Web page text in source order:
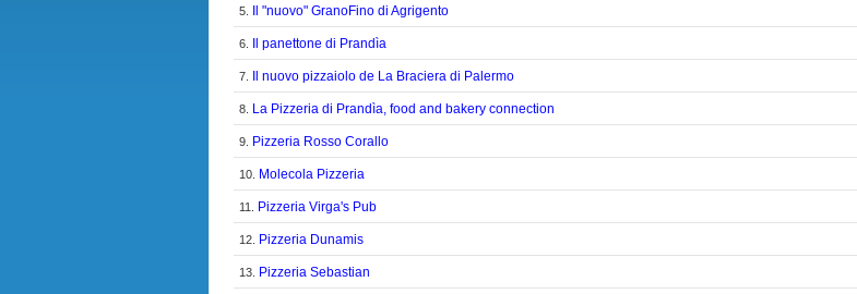
5. Il "nuovo" GranoFino di Agrigento
6. Il panettone di Prandìa
7. Il nuovo pizzaiolo de La Braciera di Palermo
8. La Pizzeria di Prandìa, food and bakery connection
9. Pizzeria Rosso Corallo
10. Molecola Pizzeria
11. Pizzeria Virga's Pub
12. Pizzeria Dunamis
13. Pizzeria Sebastian